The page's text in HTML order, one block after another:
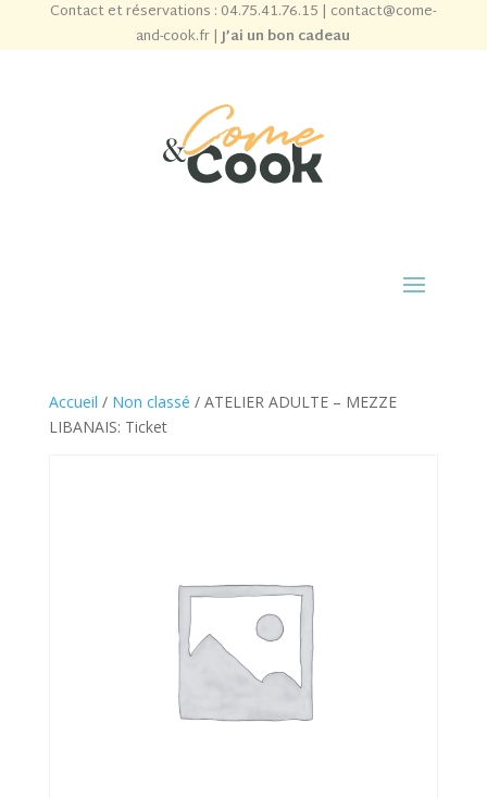
Contact et réservations : 04.75.41.76.15 | contact@come-
and-cook.fr|J’ai un bon cadeau
Accueil / Non classé / ATELIER ADULTE – MEZZE
LIBANAIS: Ticket